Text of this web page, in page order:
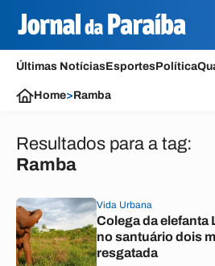
Últimas NotíciasEsportesPolítica
Home>Ramba
Resultados para a tag:
Ramba
Vida Urbana
Colega da elefanta
no santuário dois
resgatada